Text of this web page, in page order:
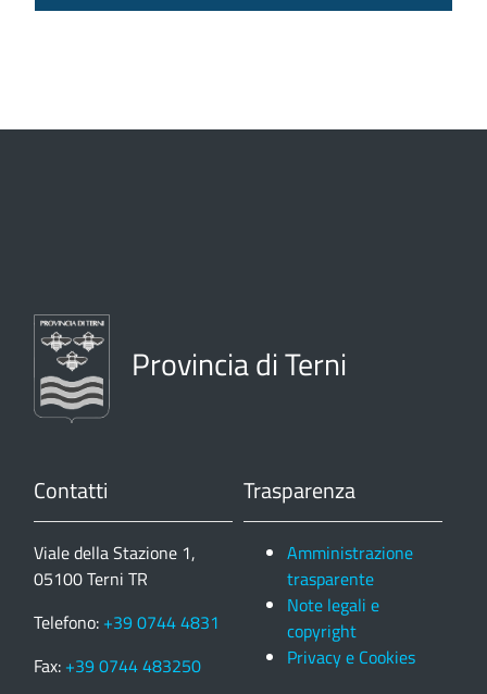
Provincia di Terni
Contatti
Viale della Stazione 1,
05100 Terni TR
Telefono: +39 0744 4831
Fax: +39 0744 483250
Trasparenza
Amministrazione
trasparente
Note legali e
copyright
Privacy e Cookies